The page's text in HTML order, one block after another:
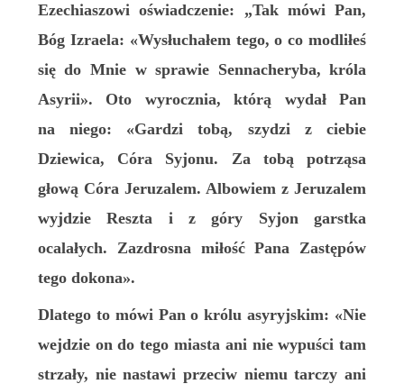
Ezechiaszowi oświadczenie: „Tak mówi Pan,
Bóg Izraela: «Wysłuchałem tego, o co modliłeś
się do Mnie w sprawie Sennacheryba, króla
Asyrii». Oto wyrocznia, którą wydał Pan
na niego: «Gardzi tobą, szydzi z ciebie
Dziewica, Córa Syjonu. Za tobą potrząsa
głową Córa Jeruzalem. Albowiem z Jeruzalem
wyjdzie Reszta i z góry Syjon garstka
ocalałych. Zazdrosna miłość Pana Zastępów
tego dokona».
Dlatego to mówi Pan o królu asyryjskim: «Nie
wejdzie on do tego miasta ani nie wypuści tam
strzały, nie nastawi przeciw niemu tarczy ani